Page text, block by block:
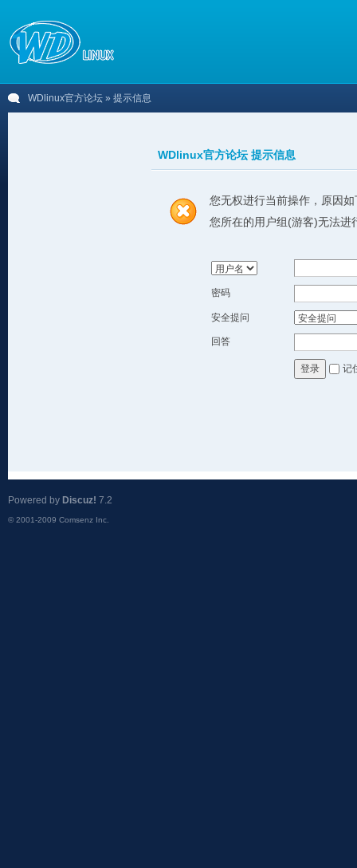
WDlinux官方论坛 » 提示信息
WDlinux官方论坛 提示信息
您无权进行当前操作，原因如
您所在的用户组(游客)无法进
密码
安全提问
回答
登录 记
Powered by Discuz! 7.2
© 2001-2009 Comsenz Inc.